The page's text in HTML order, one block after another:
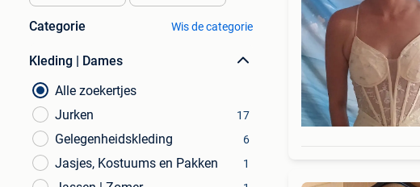
Categorie Wis de categorie
Kleding | Dames
Alle zoekertjes
Jurken
17
Gelegenheidskleding 6
Jasjes, Kostuums en Pakken 1